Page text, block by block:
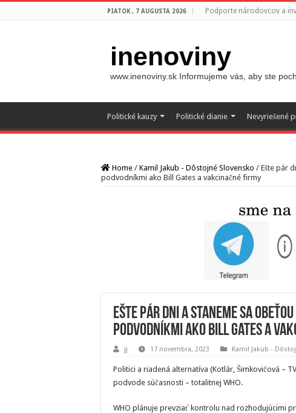
PIATOK , 7 AUGUSTA 2026 Podporte národovcov a
inenoviny
www.inenoviny.sk Informujeme vás, aby ste
Politické kauzy Politické dianie Nevyriešené
Home / Kamil Jakub - Dôstojné Slovensko / Ešte pár
podvodníkmi ako Bill Gates a vakcinačné firmy
Ešte pár dni a staneme sa
podvodníkmi ako Bill Gates a
jj 17 novembra, 2023 Kamil Jakub -
Politici a riadená alternatíva (Kotlár, Šimkovičová –
podvode súčasnosti – totalitnej WHO.
WHO plánuje prevziať kontrolu nad rozhodujúcimi